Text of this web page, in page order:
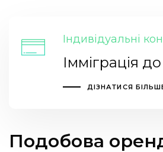
Індивідуальні
Імміграція
ДІЗНАТИСЯ
Подобова